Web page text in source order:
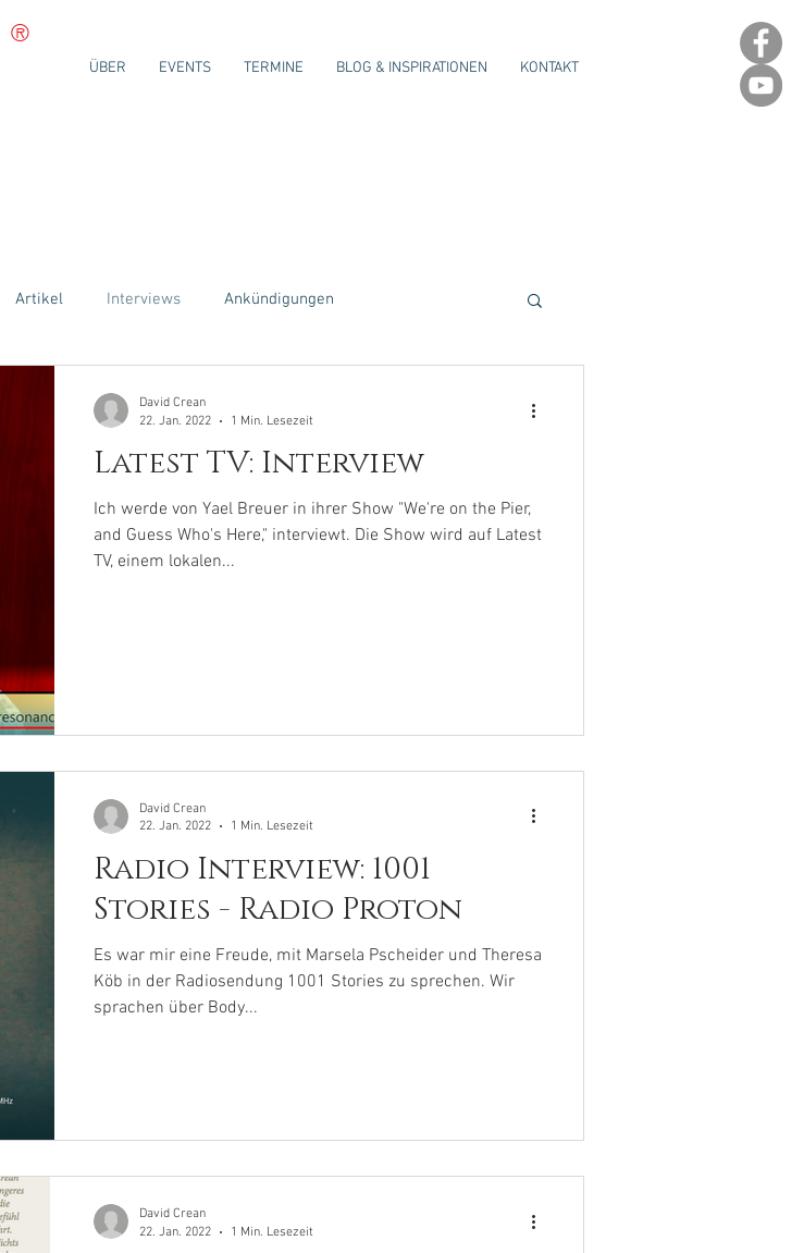
®
ÜBER EVENTS TERMINE BLOG & INSPIRATIONEN KONTAKT
Artikel Interviews Ankündigungen
Latest TV: Interview
Ich werde von Yael Breuer in ihrer Show "We're on the Pier,
and Guess Who's Here," interviewt. Die Show wird auf Latest
TV, einem lokalen...
David Crean
22. Jan. 2022
1 Min. Lesezeit
Radio Interview: 1001
Stories - Radio Proton
Es war mir eine Freude, mit Marsela Pscheider und Theresa
Köb in der Radiosendung 1001 Stories zu sprechen. Wir
sprachen über Body...
David Crean
22. Jan. 2022
1 Min. Lesezeit
David Crean
22. Jan. 2022
1 Min. Lesezeit